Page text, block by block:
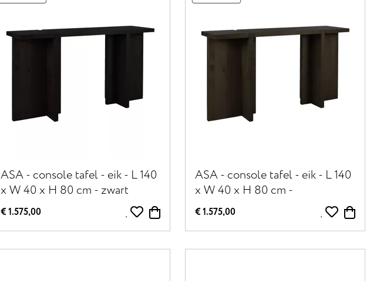
ASA - console tafel - eik - L 140
x W 40 x H 80 cm - zwart
€ 1.575,00
ASA - console tafel - eik - L 140
x W 40 x H 80 cm -
donkerbruin
€ 1.575,00